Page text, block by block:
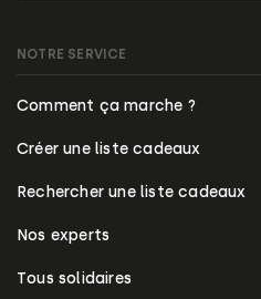
NOTRE SERVICE
Comment ça marche ?
Créer une liste cadeaux
Rechercher une liste cadeaux
Nos experts
Tous solidaires